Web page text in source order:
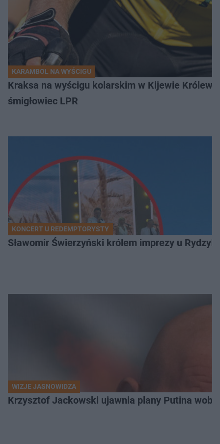
KARAMBOL NA WYŚCIGU
Kraksa na wyścigu kolarskim w Kijewie
śmigłowiec LPR
KONCERT U REDEMPTORYSTY
Sławomir Świerzyński królem imprezy u
WIZJE JASNOWIDZA
Krzysztof Jackowski ujawnia plany Putina